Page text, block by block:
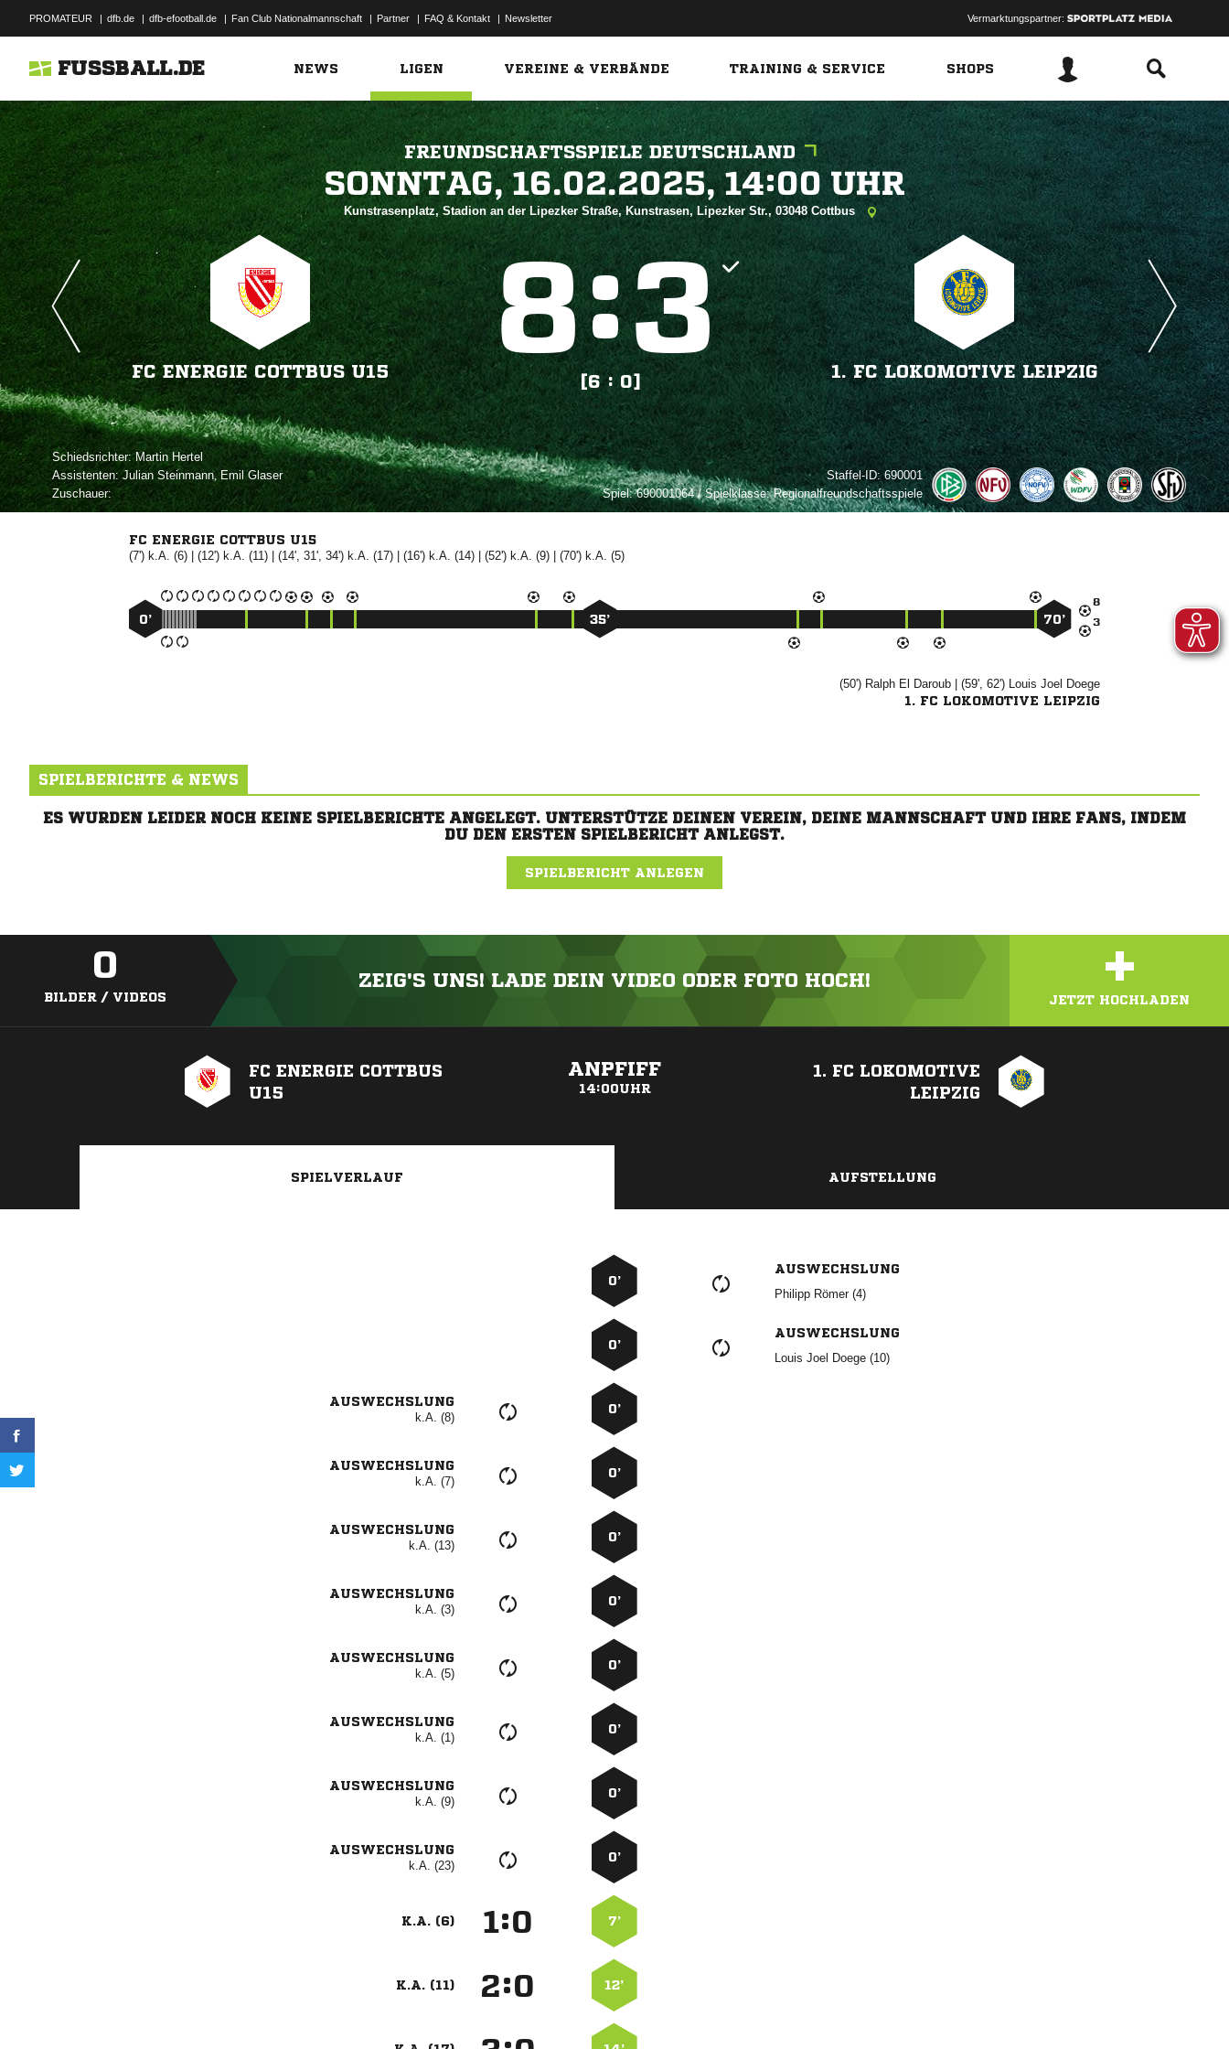
PROMATEUR | dfb.de | dfb-efootball.de | Fan Club Nationalmannschaft | Partner | FAQ & Kontakt | Newsletter Vermarktungspartner:
FUSSBALL.DE NEWS LIGEN VEREINE & VERBÄNDE TRAINING & SERVICE SHOPS
FREUNDSCHAFTSSPIELE DEUTSCHLAND
   
Kunstrasenplatz, Stadion an der Lipezker Straße, Kunstrasen, Lipezker Str., 03048 Cottbus
FC ENERGIE COTTBUS U15
:
[6 : 0]
1. FC LOKOMOTIVE LEIPZIG
Schiedsrichter: 
Assistenten: ,  
Zuschauer:
Staffel-ID: 690001
Spiel:690001064 / Spielklasse: Regionalfreundschaftsspiele
FC ENERGIE COTTBUS U15
(7') k.A. (6) | (12') k.A. (11) | (14', 31', 34') k.A. (17) | (16') k.A. (14) | (52') k.A. (9) | (70') k.A. (5)


0’ 35’ 70’
(50')    | (59', 62')   
1. FC LOKOMOTIVE LEIPZIG
SPIELBERICHTE & NEWS
ES WURDEN LEIDER NOCH KEINE SPIELBERICHTE ANGELEGT. UNTERSTÜTZE DEINEN VEREIN, DEINE MANNSCHAFT UND IHRE FANS, INDEM
DU DEN ERSTEN SPIELBERICHT ANLEGST.
SPIELBERICHT ANLEGEN
0
BILDER / VIDEOS
ZEIG'S UNS! LADE DEIN VIDEO ODER FOTO HOCH! +
JETZT HOCHLADEN
FC ENERGIE COTTBUS
U15
ANPFIFF
14:00UHR
1. FC LOKOMOTIVE
LEIPZIG
SPIELVERLAUF AUFSTELLUNG
0’
AUSWECHSLUNG
  
0’
AUSWECHSLUNG
   
AUSWECHSLUNG
k.A. (8)
0’
AUSWECHSLUNG
k.A. (7)
0’
AUSWECHSLUNG
k.A. (13)
0’
AUSWECHSLUNG
k.A. (3)
0’
AUSWECHSLUNG
k.A. (5)
0’
AUSWECHSLUNG
k.A. (1)
0’
AUSWECHSLUNG
k.A. (9)
0’
AUSWECHSLUNG
k.A. (23)
0’
K.A. (6) : 7’
K.A. (11) : 12’